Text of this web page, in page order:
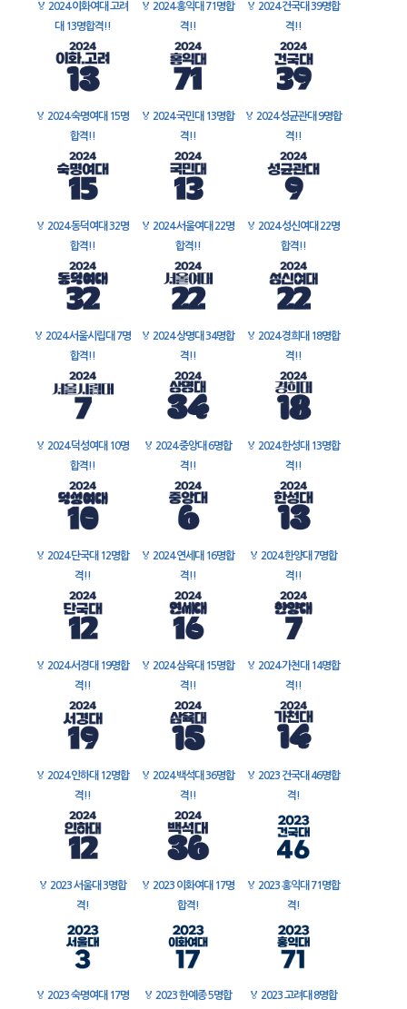
🏅 2024 이화여대 고려
대 13명합격!!
🏅 2024 홍익대 71명합
격!!
🏅 2024 건국대 39명합
격!!
🏅 2024 숙명여대 15명
합격!!
🏅 2024 국민대 13명합
격!!
🏅 2024 성균관대 9명합
격!!
🏅 2024 동덕여대 32명
합격!!
🏅 2024 서울여대 22명
합격!!
🏅 2024 성신여대 22명
합격!!
🏅 2024 서울시립대 7명
합격!!
🏅 2024 상명대 34명합
격!!
🏅 2024 경희대 18명합
격!!
🏅 2024 덕성여대 10명
합격!!
🏅 2024 중앙대 6명합
격!!
🏅 2024 한성대 13명합
격!!
🏅 2024 단국대 12명합
격!!
🏅 2024 연세대 16명합
격!!
🏅 2024 한양대 7명합
격!!
🏅 2024 서경대 19명합
격!!
🏅 2024 삼육대 15명합
격!!
🏅 2024 가천대 14명합
격!!
🏅 2024 인하대 12명합
격!!
🏅 2024 백석대 36명합
격!!
🏅 2023 건국대 46명합
격!
🏅 2023 서울대 3명합
격!
🏅 2023 이화여대 17명
합격!
🏅 2023 홍익대 71명합
격!
🏅 2023 숙명여대 17명
🏅 2023 한예종 5명합
🏅 2023 고려대 8명합